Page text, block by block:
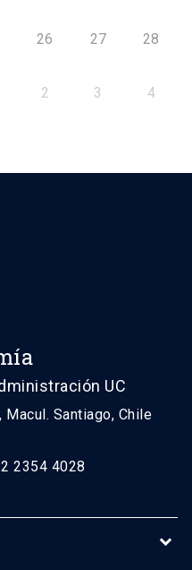
26 27 28
2 3 4
UC
Macul. Santiago, Chile
2354 4028